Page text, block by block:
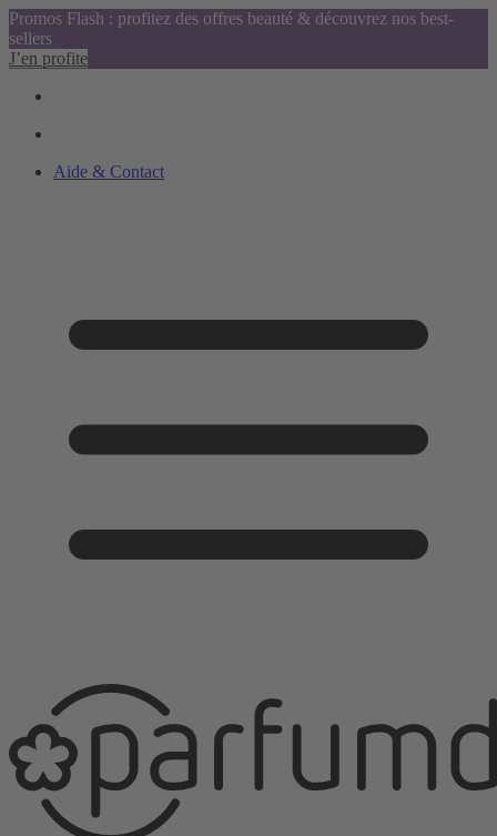
Promos Flash : profitez des offres beauté & découvrez nos best-
sellers
J’en profite
Aide & Contact